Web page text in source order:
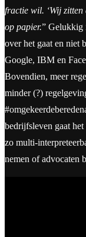
fractie wil. ‘Wij zitten
op papier.” Gelukkig
over het gaat en niet
Google, IBM en
Bovendien, meer
minder (?)
bedrijfsleven gaat
zo multi-
nemen of advocaten